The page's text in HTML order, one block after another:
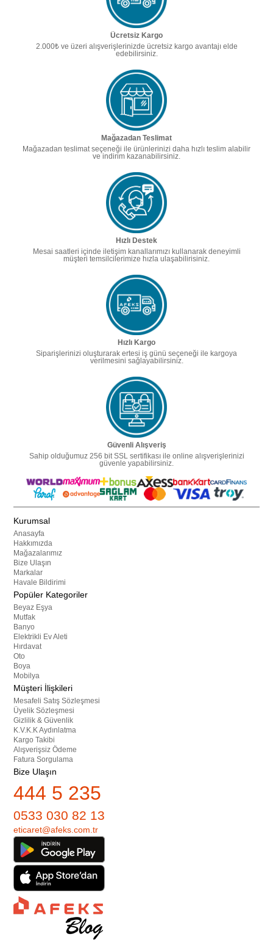
Ücretsiz Kargo
2.000₺ ve üzeri alışverişlerinizde ücretsiz kargo avantajı elde
edebilirsiniz.
Mağazadan Teslimat
Mağazadan teslimat seçeneği ile ürünlerinizi daha hızlı teslim alabilir
ve indirim kazanabilirsiniz.
Hızlı Destek
Mesai saatleri içinde iletişim kanallarımızı kullanarak deneyimli
müşteri temsilcilerimize hızla ulaşabilirisiniz.
Hızlı Kargo
Siparişlerinizi oluşturarak ertesi iş günü seçeneği ile kargoya
verilmesini sağlayabilirsiniz.
Güvenli Alışveriş
Sahip olduğumuz 256 bit SSL sertifikası ile online alışverişlerinizi
güvenle yapabilirsiniz.
Kurumsal
Anasayfa
Hakkımızda
Mağazalarımız
Bize Ulaşın
Markalar
Havale Bildirimi
Popüler Kategoriler
Beyaz Eşya
Mutfak
Banyo
Elektrikli Ev Aleti
Hırdavat
Oto
Boya
Mobilya
Müşteri İlişkileri
Mesafeli Satış Sözleşmesi
Üyelik Sözleşmesi
Gizlilik & Güvenlik
K.V.K.K Aydınlatma
Kargo Takibi
Alışverişsiz Ödeme
Fatura Sorgulama
Bize Ulaşın
444 5 235
0533 030 82 13
eticaret@afeks.com.tr